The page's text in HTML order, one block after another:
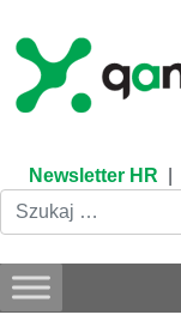
content
Newsletter HR